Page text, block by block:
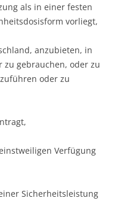
als in einer festen
vorliegt,
anzubieten, in
zu gebrauchen, oder zu
oder zu
Verfügung
Sicherheitsleistung